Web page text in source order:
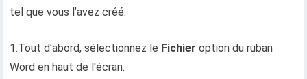
tel que vous l’avez créé.
1.Tout d'abord, sélectionnez le Fichieroption du ruban
Word en haut de l'écran.